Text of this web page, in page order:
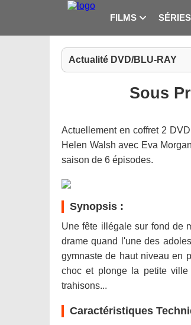
FILMS SÉRIES
Actualité DVD/BLU-RAY
Sous
Actuellement en coffret 2
Helen Walsh avec Eva
saison de 6 épisodes.
Synopsis :
Une fête illégale sur fond de
drame quand l'une des
gymnaste de haut niveau en
choc et plonge la petite ville
trahisons...
Caractéristiques